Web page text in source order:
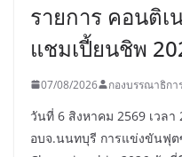
รายการ คอนติ
แชมเปี้ยนชิพ
07/08/2026 กองบรรณาธิกา
วันที่ 6 สิงหาคม 2569 เวล
อบจ.นนทบุรี การแข่งขันฟุ